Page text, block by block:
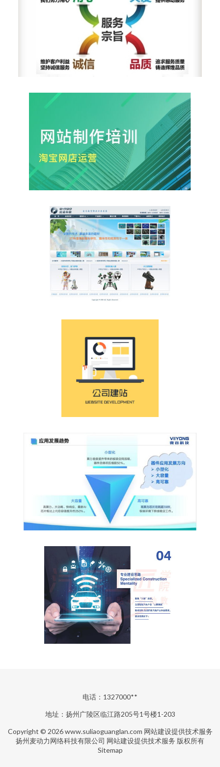
电话：1327000**
地址：扬州广陵区临江路205号1号楼1-203
Copyright © 2026www.suliaoguanglan.com 网站建设提供技术服务
扬州麦动力网络科技有限公司 网站建设提供技术服务 版权所有
Sitemap